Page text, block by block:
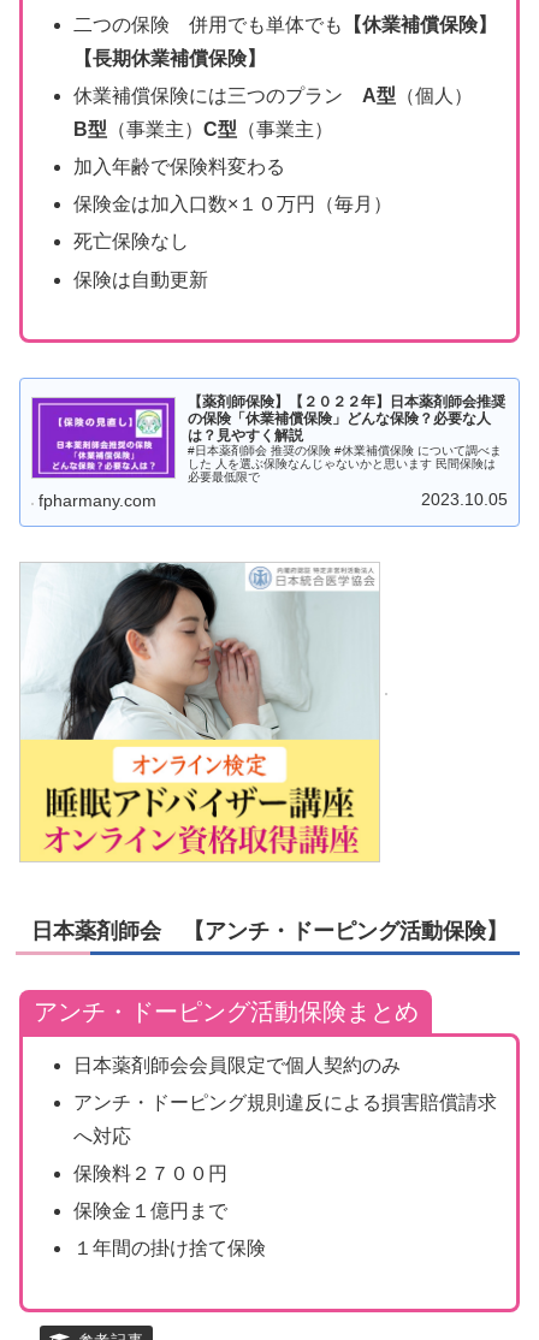
二つの保険 併用でも単体でも
【休業補償保険】
【長期休業補償保険】
休業補償保険には三つのプラン A型 （個人）
B型 （事業主） C型 （事業主）
加入年齢で保険料変わる
保険金は加入口数×１０万円（毎月）
死亡保険なし
保険は自動更新
【薬剤師保険】【２０２２年】日本薬剤師会推奨
の保険「休業補償保険」どんな保険？必要な人
は？見やすく解説
#日本薬剤師会 推奨の保険 #休業補償保険 について調べま
した 人を選ぶ保険なんじゃないかと思います 民間保険は
必要最低限で
fpharmany.com 2023.10.05
日本薬剤師会 【アンチ・ドーピング活動保険】
アンチ・ドーピング活動保険まとめ
日本薬剤師会会員限定で個人契約のみ
アンチ・ドーピング規則違反による損害賠償請求
へ対応
保険料２７００円
保険金１億円まで
１年間の掛け捨て保険